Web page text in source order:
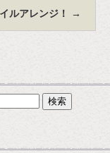
ルアレンジ！ →